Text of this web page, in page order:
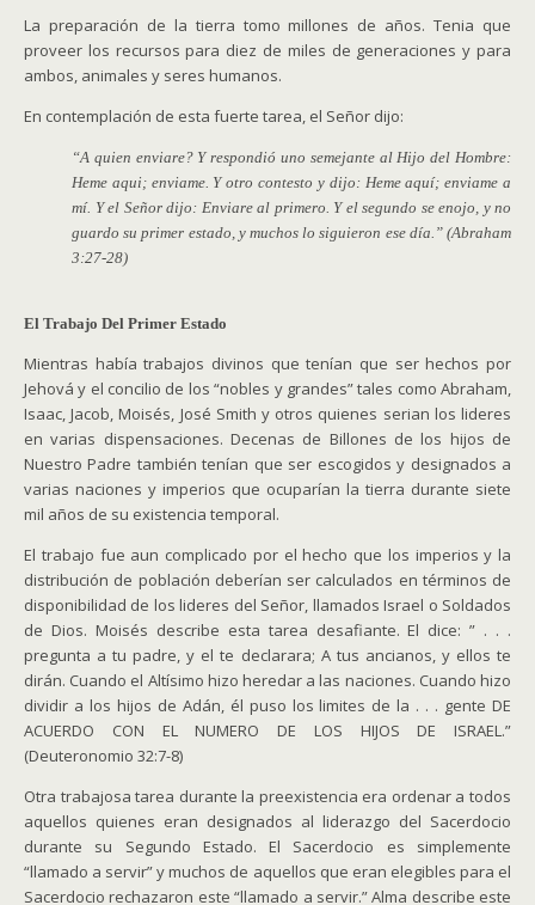
La preparación de la tierra tomo millones de años. Tenia que
proveer los recursos para diez de miles de generaciones y para
ambos, animales y seres humanos.
En contemplación de esta fuerte tarea, el Señor dijo:
“A quien enviare? Y respondió uno semejante al Hijo del Hombre:
Heme aqui; enviame. Y otro contesto y dijo: Heme aquí; enviame a
mí. Y el Señor dijo: Enviare al primero. Y el segundo se enojo, y no
guardo su primer estado, y muchos lo siguieron ese día.” (Abraham
3:27-28)
El Trabajo Del Primer Estado
Mientras había trabajos divinos que tenían que ser hechos por
Jehová y el concilio de los “nobles y grandes” tales como Abraham,
Isaac, Jacob, Moisés, José Smith y otros quienes serian los lideres
en varias dispensaciones. Decenas de Billones de los hijos de
Nuestro Padre también tenían que ser escogidos y designados a
varias naciones y imperios que ocuparían la tierra durante siete
mil años de su existencia temporal.
El trabajo fue aun complicado por el hecho que los imperios y la
distribución de población deberían ser calculados en términos de
disponibilidad de los lideres del Señor, llamados Israel o Soldados
de Dios. Moisés describe esta tarea desafiante. El dice: ” . . .
pregunta a tu padre, y el te declarara; A tus ancianos, y ellos te
dirán. Cuando el Altísimo hizo heredar a las naciones. Cuando hizo
dividir a los hijos de Adán, él puso los limites de la . . . gente DE
ACUERDO CON EL NUMERO DE LOS HIJOS DE ISRAEL.”
(Deuteronomio 32:7-8)
Otra trabajosa tarea durante la preexistencia era ordenar a todos
aquellos quienes eran designados al liderazgo del Sacerdocio
durante su Segundo Estado. El Sacerdocio es simplemente
“llamado a servir” y muchos de aquellos que eran elegibles para el
Sacerdocio rechazaron este “llamado a servir.” Alma describe este